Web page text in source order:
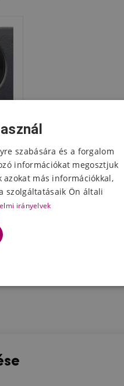
szabására és a forgalom
információkat megosztjuk
más információkkal,
szolgáltatásaik Ön általi
irányelvek